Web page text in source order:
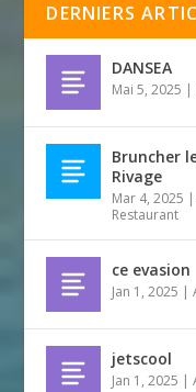
DERNIERS
DANSEA
Mai 5, 2025 |
Bruncher
Rivage
Mar 4, 2025
Restaurant
ce evasion
Jan 1, 2025 |
jetscool
Jan 1, 2025 |